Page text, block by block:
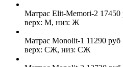
Матрас Elit-Memori-2 17450
верх: М, низ: Ж
Матрас Monolit-1 11290 руб
верх: СЖ, низ: СЖ